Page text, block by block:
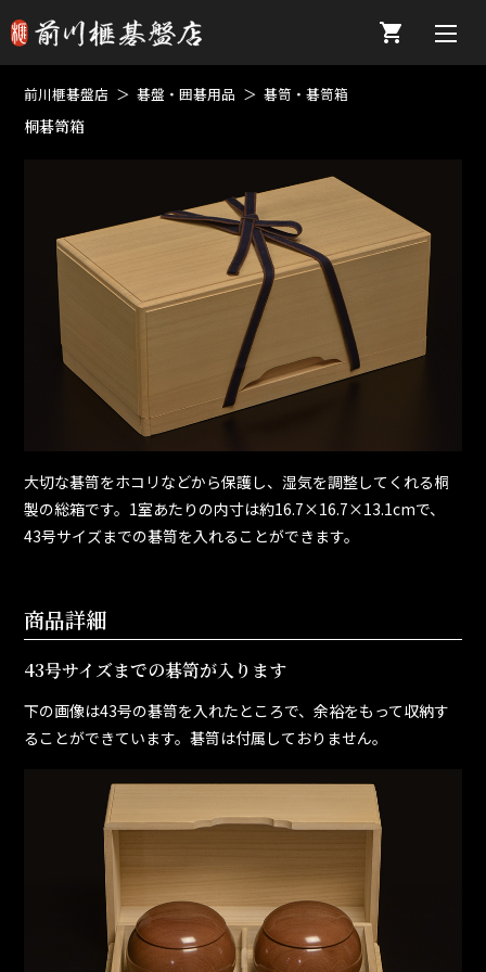
前川榧碁盤店 碁盤・囲碁用品 碁笥・碁笥箱
桐碁笥箱
大切な碁笥をホコリなどから保護し、湿気を調整してくれる桐
製の総箱です。1室あたりの内寸は約16.7×16.7×13.1cmで、
43号サイズまでの碁笥を入れることができます。
商品詳細
43号サイズまでの碁笥が入ります
下の画像は43号の碁笥を入れたところで、余裕をもって収納す
ることができています。碁笥は付属しておりません。